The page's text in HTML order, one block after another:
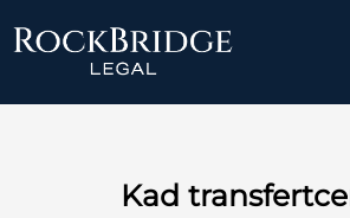
Kad